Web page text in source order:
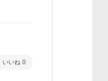
いいね 0